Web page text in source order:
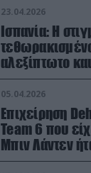
23.04.2026
Ισπανία: Η
αλεξίπτωτο
ορμή στο
05.04.2026
Επιχείρηση
Team 6 που
Μπιν Λάντεν
διέσωσε τον